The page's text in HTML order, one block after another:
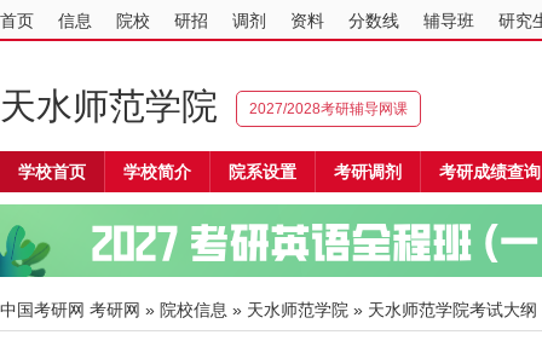
首页 信息 院校 研招 调剂 资料 分数线 辅导班 研究
天水师范学院 2027/2028考研辅导网课
学校首页 学校简介 院系设置 考研调剂 考研成绩查询
中国考研网 考研网 » 院校信息 » 天水师范学院 » 天水师范学院考试大纲